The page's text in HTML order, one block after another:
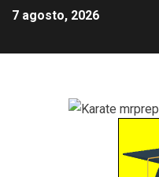
7 agosto, 2026
Karate